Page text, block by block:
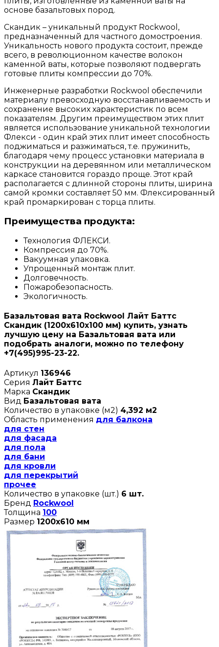
основе базальтовых пород.
Скандик – уникальный продукт Rockwool,
предназначенный для частного домостроения.
Уникальность нового продукта состоит, прежде
всего, в революционном качестве волокон
каменной ваты, которые позволяют подвергать
готовые плиты компрессии до 70%.
Инженерные разработки Rockwool обеспечили
материалу превосходную восстанавливаемость и
сохранение высоких характеристик по всем
показателям. Другим преимуществом этих плит
является использование уникальной технологии
Флекси - один край этих плит имеет способность
поджиматься и разжиматься, т.е. пружинить,
благодаря чему процесс установки материала в
конструкции на деревянном или металлическом
каркасе становится гораздо проще. Этот край
располагается с длинной стороны плиты, ширина
самой кромки составляет 50 мм. Флексированный
край промаркирован с торца плиты.
Преимущества продукта:
Технология ФЛЕКСИ.
Компрессия до 70%.
Вакуумная упаковка.
Упрощенный монтаж плит.
Долговечность.
Пожаробезопасность.
Экологичность.
Базальтовая вата Rockwool Лайт Баттс
Скандик (1200х610х100 мм) купить, узнать
лучшую цену на Базальтовая вата или
подобрать аналоги, можно по телефону
+7(495)995-23-22.
Артикул 136946
Серия Лайт Баттс
Марка Скандик
Вид Базальтовая вата
Количество в упаковке (м2) 4,392 м2
Область применения для балкона
для стен
для фасада
для пола
для бани
для кровли
для перекрытий
прочее
Количество в упаковке (шт.) 6 шт.
Бренд Rockwool
Толщина 100
Размер 1200х610 мм